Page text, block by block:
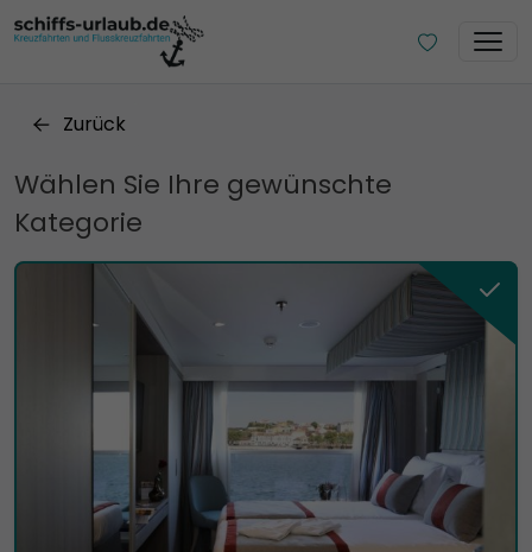
Zurück
Wählen Sie Ihre gewünschte
Kategorie